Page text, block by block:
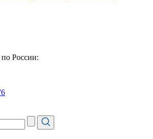
России: